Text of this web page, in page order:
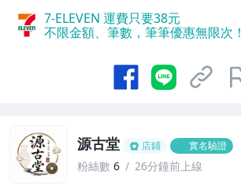
7-ELEVEN 運費只要38元
不限金額、筆數，筆筆優惠無限次！
源古堂 店鋪 實名驗證
粉絲數 6 26分鐘前上線